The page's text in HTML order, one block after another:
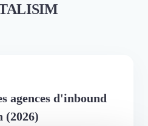
agences d'inbound
(2026)